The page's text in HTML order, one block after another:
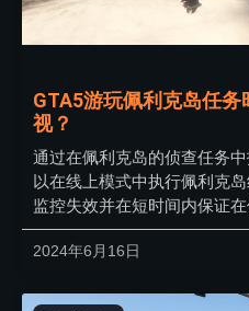
GTA5游玩佩利克岛任
视？
通过在佩利克岛的侦查任务
以在线上模式中执行佩利克
监控失效并在短时间内保证
2024年6月16日